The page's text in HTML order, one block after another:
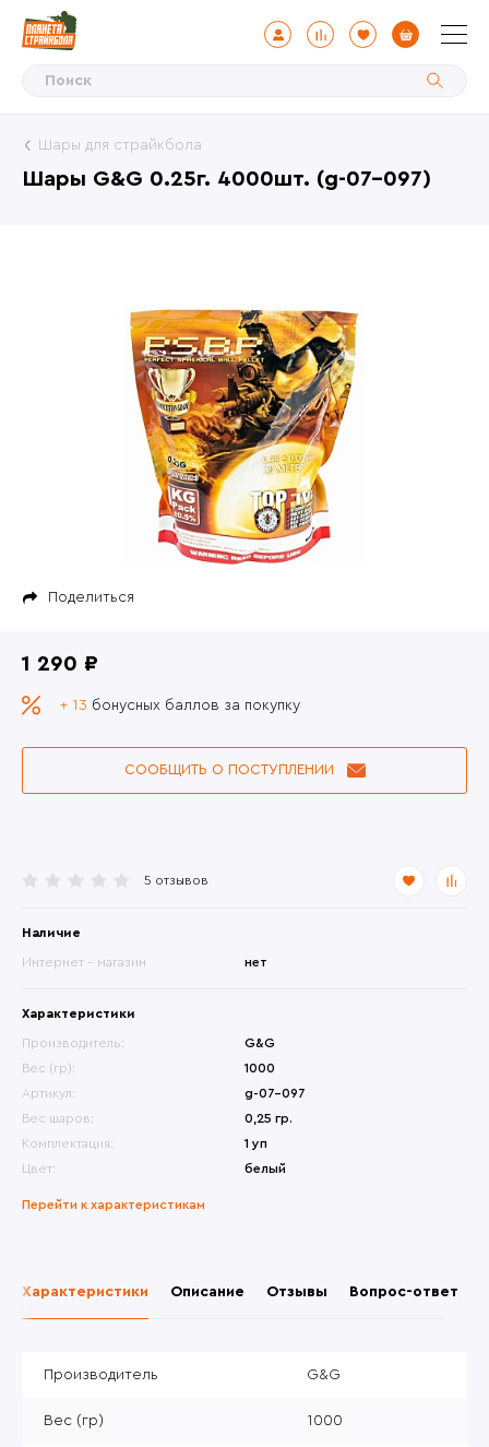
Шары G&G 0.25г. 4000шт. (g-07-097)
Шары для страйкбола
Поделиться
5 отзывов
Наличие
Интернет - магазин нет
Характеристики
Производитель:
G&G
Вес (гр):
1000
Артикул:
g-07-097
Вес шаров:
0,25 гр.
Комплектация:
1 уп
Цвет:
белый
Перейти к характеристикам
1 290 ₽
+ 13 бонусных баллов за покупку
СООБЩИТЬ О ПОСТУПЛЕНИИ
Характеристики Описание Отзывы Вопрос-ответ
Производитель G&G
Вес (гр) 1000